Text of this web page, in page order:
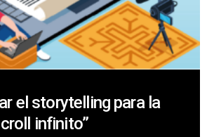
el storytelling para la
infinito”